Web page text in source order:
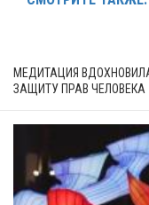
МЕДИТАЦИЯ
ЗАЩИТУ ПРАВ ЧЕЛОВЕКА